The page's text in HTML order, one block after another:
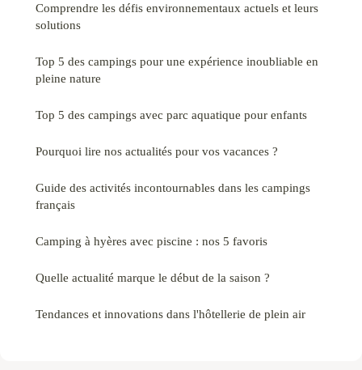
Comprendre les défis environnementaux actuels et leurs
solutions
Top 5 des campings pour une expérience inoubliable en
pleine nature
Top 5 des campings avec parc aquatique pour enfants
Pourquoi lire nos actualités pour vos vacances ?
Guide des activités incontournables dans les campings
français
Camping à hyères avec piscine : nos 5 favoris
Quelle actualité marque le début de la saison ?
Tendances et innovations dans l'hôtellerie de plein air